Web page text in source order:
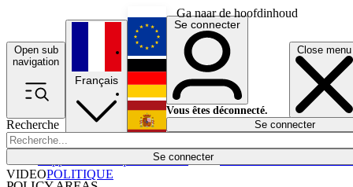
Ga naar de hoofdinhoud
Open sub
navigation
Close menu
Recherche
Se connecter
Économie
Français
English
Deutsch
Español
Se connecter
Vous êtes déconnecté.
Se connecter
VIDEOPOLITIQUE